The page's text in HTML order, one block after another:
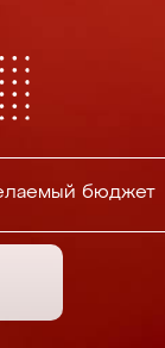
бюджет